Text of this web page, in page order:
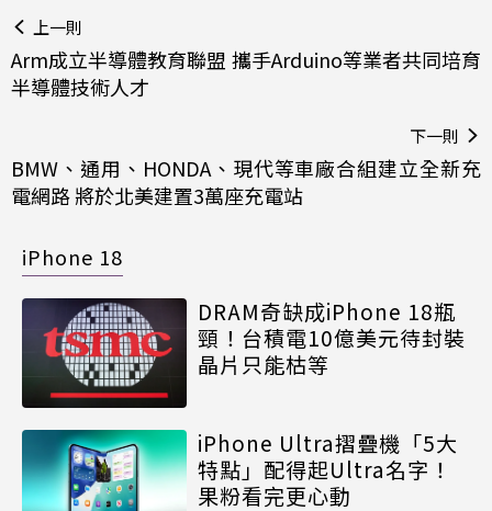
上一則
Arm成立半導體教育聯盟 攜手Arduino等業者共同培育
半導體技術人才
下一則
BMW、通用、HONDA、現代等車廠合組建立全新充
電網路 將於北美建置3萬座充電站
iPhone 18
DRAM奇缺成iPhone 18瓶
頸！台積電10億美元待封裝
晶片只能枯等
iPhone Ultra摺疊機「5大
特點」配得起Ultra名字！
果粉看完更心動